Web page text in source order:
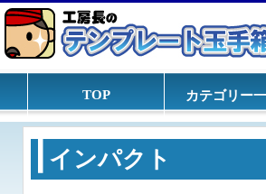
TOP カテゴリー
インパクト